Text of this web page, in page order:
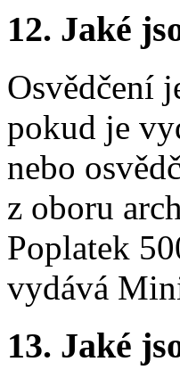
12. Jaké
Osvědčení
pokud je
nebo
z oboru
Poplatek
vydává
13. Jaké